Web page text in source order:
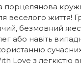
порцелянова
веселого життя!
безмовний
або навіть
сучасних
Love з легкістю